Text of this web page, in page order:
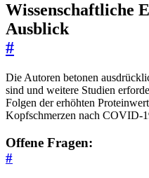
Wissenschaftliche
Ausblick
#
Die Autoren betonen
sind und weitere Studien
Folgen der erhöhten
Kopfschmerzen nach COVID-
Offene Fragen:
#